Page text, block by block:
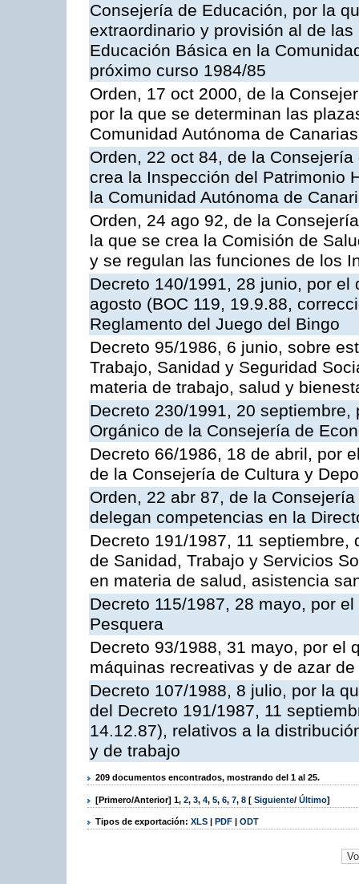
Consejería de Educación, por la
extraordinario y provisión al de
Educación Básica en la
próximo curso 1984/85
Orden, 17 oct 2000, de la
por la que se determinan las
Comunidad Autónoma de Canarias
Orden, 22 oct 84, de la
crea la Inspección del Patrimonio
la Comunidad Autónoma de
Orden, 24 ago 92, de la
la que se crea la Comisión de
y se regulan las funciones de los
Decreto 140/1991, 28 junio, por
agosto (BOC 119, 19.9.88,
Reglamento del Juego del Bingo
Decreto 95/1986, 6 junio, sobre
Trabajo, Sanidad y Seguridad
materia de trabajo, salud y
Decreto 230/1991, 20
Orgánico de la Consejería de
Decreto 66/1986, 18 de abril, por
de la Consejería de Cultura y
Orden, 22 abr 87, de la
delegan competencias en la
Decreto 191/1987, 11
de Sanidad, Trabajo y Servicios
en materia de salud, asistencia
Decreto 115/1987, 28 mayo, por
Pesquera
Decreto 93/1988, 31 mayo, por el
máquinas recreativas y de azar
Decreto 107/1988, 8 julio, por la
del Decreto 191/1987, 11
14.12.87), relativos a la
y de trabajo
209 documentos encontrados, mostrando del 1 al 25.
[Primero/Anterior] 1, 2, 3, 4, 5, 6, 7, 8 [ Siguiente/ Último]
Tipos de exportación: XLS | PDF | ODT